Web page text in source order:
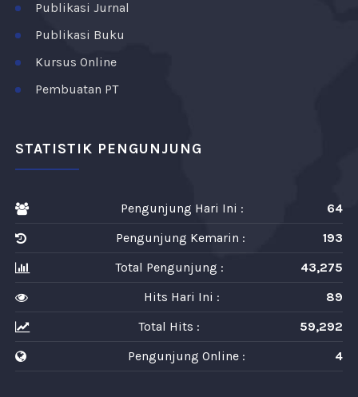
Publikasi Jurnal
Publikasi Buku
Kursus Online
Pembuatan PT
STATISTIK PENGUNJUNG
Pengunjung Hari Ini :
64
Pengunjung Kemarin :
193
Total Pengunjung :
43,275
Hits Hari Ini :
89
Total Hits :
59,292
Pengunjung Online :
4